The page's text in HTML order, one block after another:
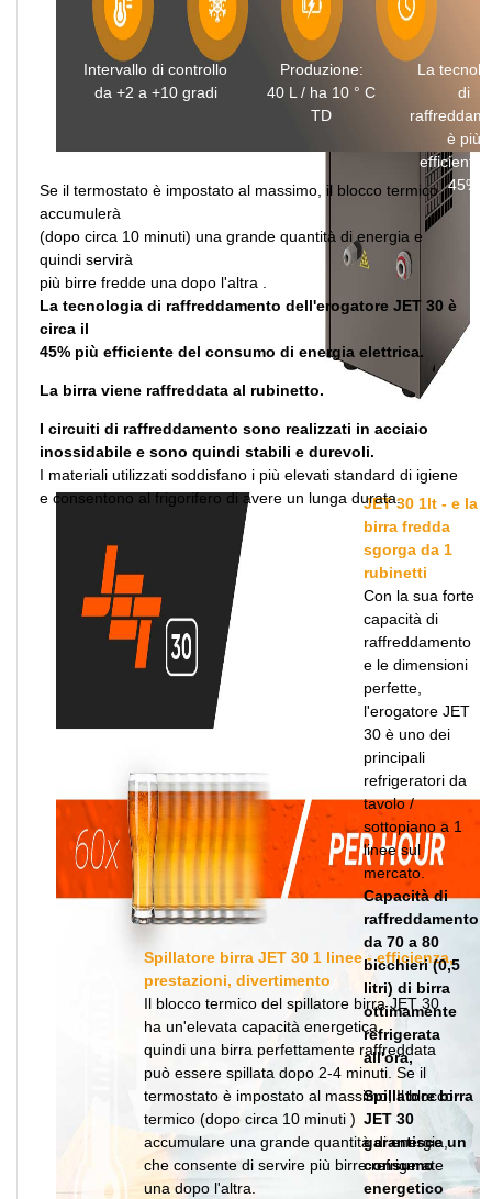
Spillatore birra JET 30 1 linee - efficienza,
prestazioni, divertimento
Il blocco termico del spillatore birra JET 30
ha un'elevata capacità energetica,
quindi una birra perfettamente raffreddata
può essere spillata dopo 2-4 minuti. Se il
termostato è impostato al massimo, Il blocco
termico (dopo circa 10 minuti )
accumulare una grande quantità di energia,
che consente di servire più birre refrigerate
una dopo l'altra.
JET 30 1lt - e la
birra fredda
sgorga da 1
rubinetti
Con la sua forte
capacità di
raffreddamento
e le dimensioni
perfette,
l'erogatore JET
30 è uno dei
principali
refrigeratori da
tavolo /
sottopiano a 1
linee sul
mercato.
Capacità di
raffreddamento
da 70 a 80
bicchieri (0,5
litri) di birra
ottimamente
refrigerata
all'ora,
Spillatore birra
JET 30
garantisce un
consumo
energetico
Se il termostato è impostato al massimo, il blocco termico
accumulerà
(dopo circa 10 minuti) una grande quantità di energia e
quindi servirà
più birre fredde una dopo l'altra .
La tecnologia di raffreddamento dell'erogatore JET 30 è
circa il
45% più efficiente del consumo di energia elettrica.
La birra viene raffreddata al rubinetto.
I circuiti di raffreddamento sono realizzati in acciaio
inossidabile e sono quindi stabili e durevoli.
I materiali utilizzati soddisfano i più elevati standard di igiene
e consentono al frigorifero di avere un lunga durata.
Intervallo di controllo
da +2 a +10 gradi
Produzione:
40 L / ha 10 ° C
TD
La
di
è più
efficiente
45%